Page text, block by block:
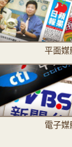
平面媒
電子媒